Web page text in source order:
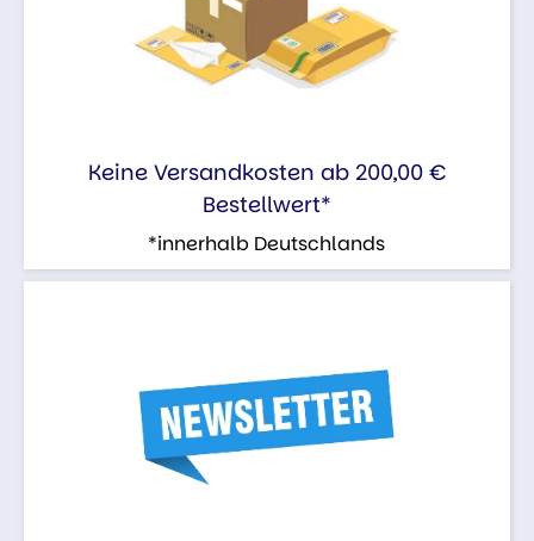
Keine Versandkosten ab 200,00 €
Bestellwert*
*innerhalb Deutschlands